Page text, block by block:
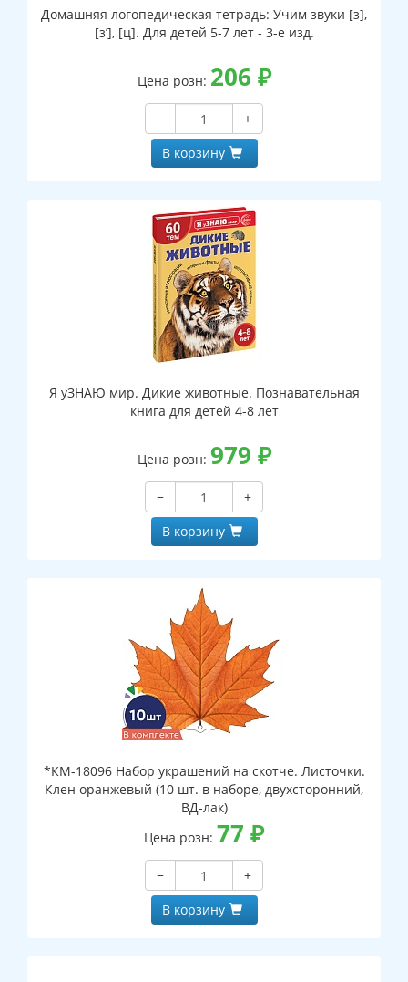
Домашняя логопедическая тетрадь: Учим звуки [з],
[з’], [ц]. Для детей 5-7 лет - 3-е изд.
Цена розн: 206 ₽
−
+
В корзину
Я уЗНАЮ мир. Дикие животные. Познавательная
книга для детей 4-8 лет
Цена розн: 979 ₽
−
+
В корзину
*КМ-18096 Набор украшений на скотче. Листочки.
Клен оранжевый (10 шт. в наборе, двухсторонний,
ВД-лак)
Цена розн: 77 ₽
−
+
В корзину